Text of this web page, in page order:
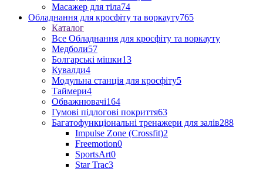
Масажер для тіла74
Обладнання для кросфіту та воркауту765
Каталог
Все Обладнання для кросфіту та воркауту
Медболи57
Болгарські мішки13
Кувалди4
Модульна станція для кросфіту5
Таймери4
Обважнювачі164
Гумові підлогові покриття63
Багатофункціональні тренажери для залів288
Impulse Zone (Crossfit)2
Freemotion0
SportsArt0
Star Trac3